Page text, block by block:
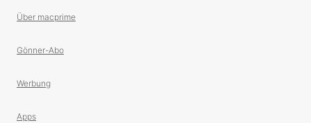
Über macprime
Gönner-Abo
Werbung
Apps